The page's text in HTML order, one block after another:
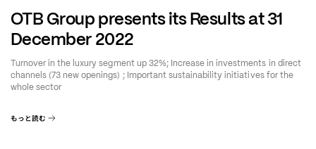
OTB Group presents its Results at 31
December 2022
Turnover in the luxury segment up 32%; Increase in investments in direct
channels (73 new openings) ; Important sustainability initiatives for the
whole sector
もっと読む